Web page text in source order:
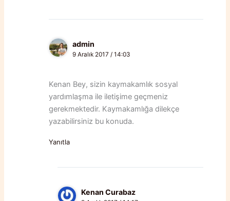
admin
9 Aralık 2017 / 14:03
Kenan Bey, sizin kaymakamlık sosyal
yardımlaşma ile iletişime geçmeniz
gerekmektedir. Kaymakamlığa dilekçe
yazabilirsiniz bu konuda.
Yanıtla
Kenan Curabaz